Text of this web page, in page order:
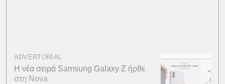
ADVERTORIAL
Η νέα σειρά Samsung Galaxy Ζ ήρθε
στη Nova